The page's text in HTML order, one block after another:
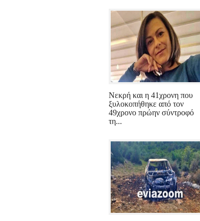
Nεκρή και η 41χρονη που
ξυλοκοπήθηκε από τον
49χρονο πρώην σύντροφό
τη...